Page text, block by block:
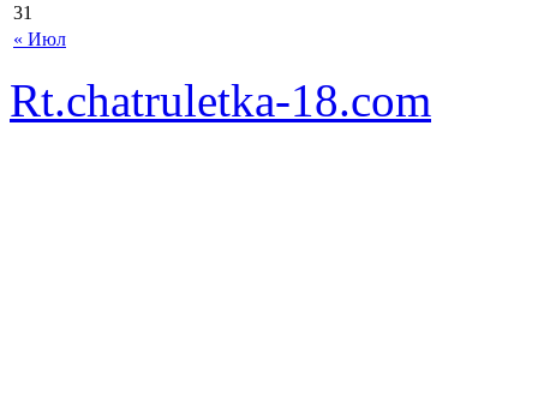
« Июл
31
Rt.chatruletka-18.com